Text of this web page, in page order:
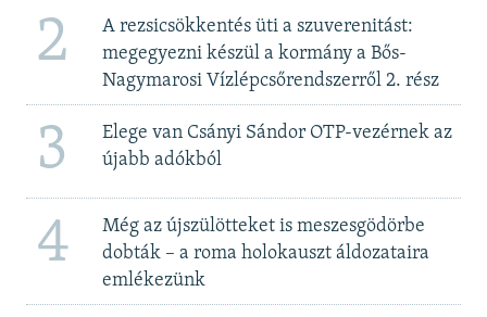
2
A rezsicsökkentés üti a szuverenitást:
megegyezni készül a kormány a Bős-
Nagymarosi Vízlépcsőrendszerről 2. rész
3
Elege van Csányi Sándor OTP-vezérnek az
újabb adókból
4
Még az újszülötteket is meszesgödörbe
dobták – a roma holokauszt áldozataira
emlékezünk